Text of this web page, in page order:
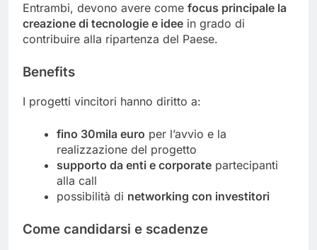
Entrambi, devono avere come focus principale la
creazione di tecnologie e idee in grado di
contribuire alla ripartenza del Paese.
Benefits
I progetti vincitori hanno diritto a:
fino 30mila euro per l’avvio e la
realizzazione del progetto
supporto da enti e corporate partecipanti
alla call
possibilità di networking con investitori
Come candidarsi e scadenze